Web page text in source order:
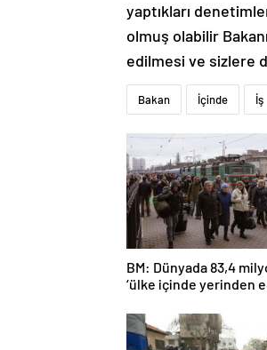
yaptıkları
olmuş olabilir
edilmesi ve sizlere
Bakan İçinde İş
BM: Dünyada 83,4
‘ülke içinde yerinden